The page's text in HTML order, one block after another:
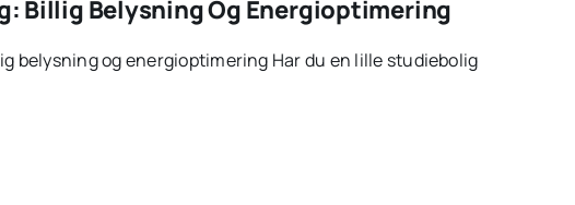
Billig Belysning Og Energioptimering
belysning og energioptimering Har du en lille studiebolig